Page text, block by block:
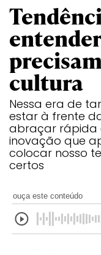
cultura
Nessa era de
estar à frente
abraçar rápida
inovação que
colocar nosso
certos
ouça este conteúdo